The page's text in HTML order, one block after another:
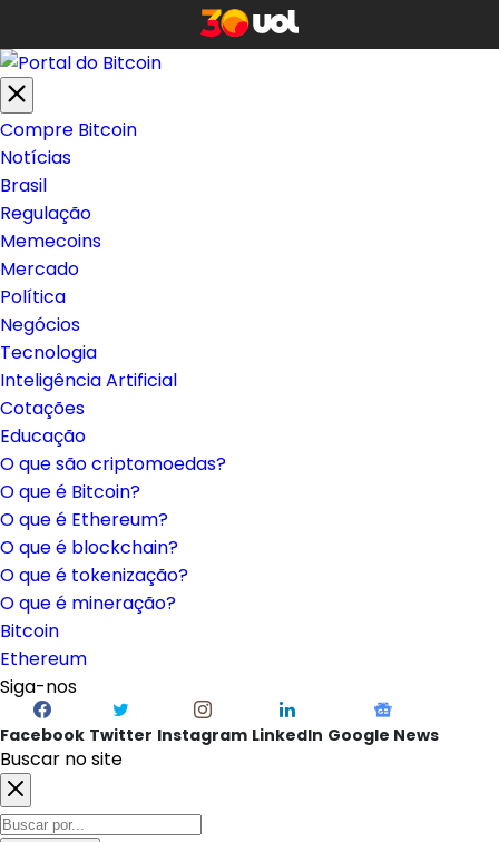
Compre Bitcoin
Notícias
Brasil
Regulação
Memecoins
Mercado
Política
Negócios
Tecnologia
Inteligência Artificial
Cotações
Educação
O que são criptomoedas?
O que é Bitcoin?
O que é Ethereum?
O que é blockchain?
O que é tokenização?
O que é mineração?
Bitcoin
Ethereum
Siga-nos
Facebook Twitter Instagram LinkedIn Google News
Buscar no site